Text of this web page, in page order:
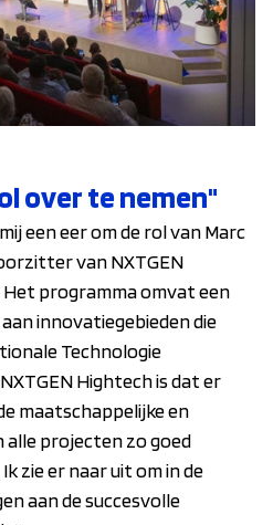
over te nemen"
een eer om de rol van Marc
van NXTGEN
programma omvat een
innovatiegebieden die
Technologie
Hightech is dat er
maatschappelijke en
alle projecten zo goed
zie er naar uit om in de
aan de succesvolle